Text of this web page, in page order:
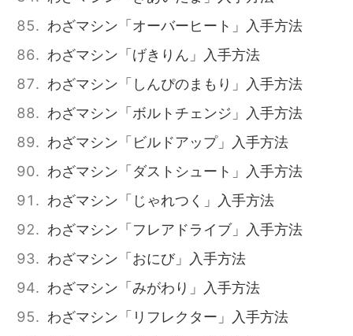
わざマシン「オーバーヒート」入手方法
わざマシン「げきりん」入手方法
わざマシン「しんぴのまもり」入手方法
わざマシン「ボルトチェンジ」入手方法
わざマシン「ビルドアップ」入手方法
わざマシン「ダストシュート」入手方法
わざマシン「じゃれつく」入手方法
わざマシン「フレアドライブ」入手方法
わざマシン「おにび」入手方法
わざマシン「みがわり」入手方法
わざマシン「リフレクター」入手方法